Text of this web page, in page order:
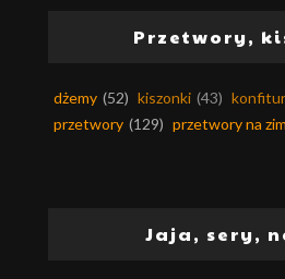
Przetwory,
dżemy (52) kiszonki (43)
przetwory (129) przetwory na
Jaja, sery,